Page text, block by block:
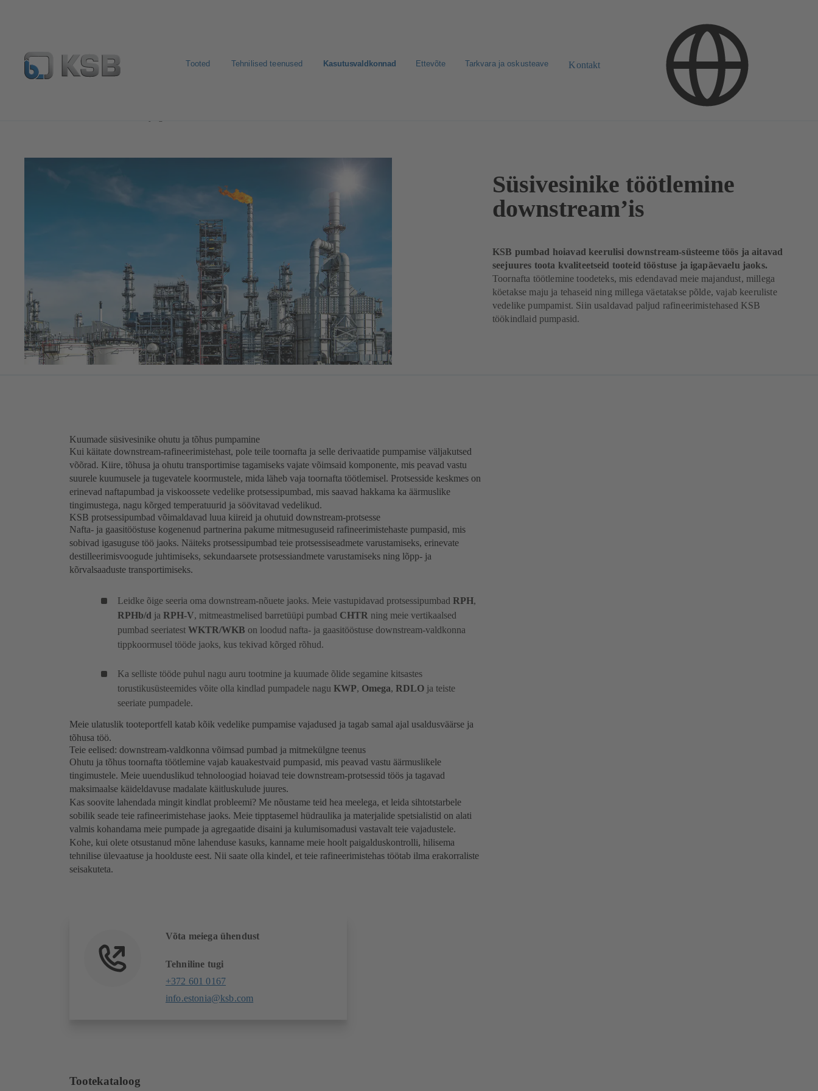
Tooted Tehnilised teenused Kasutusvaldkonnad Ettevõte Tarkvara ja oskusteave Kontakt
Süsivesinike töötlemine
downstream’is
KSB pumbad hoiavad keerulisi downstream-süsteeme töös ja aitavad
seejuures toota kvaliteetseid tooteid tööstuse ja igapäevaelu jaoks.
Toornafta töötlemine toodeteks, mis edendavad meie majandust, millega
köetakse maju ja tehaseid ning millega väetatakse põlde, vajab keeruliste
vedelike pumpamist. Siin usaldavad paljud rafineerimistehased KSB
töökindlaid pumpasid.
Kuumade süsivesinike ohutu ja tõhus pumpamine
Kui käitate downstream-rafineerimistehast, pole teile toornafta ja selle derivaatide pumpamise väljakutsed
võõrad. Kiire, tõhusa ja ohutu transportimise tagamiseks vajate võimsaid komponente, mis peavad vastu
suurele kuumusele ja tugevatele koormustele, mida läheb vaja toornafta töötlemisel. Protsesside keskmes on
erinevad naftapumbad ja viskoossete vedelike protsessipumbad, mis saavad hakkama ka äärmuslike
tingimustega, nagu kõrged temperatuurid ja söövitavad vedelikud.
KSB protsessipumbad võimaldavad luua kiireid ja ohutuid downstream-protsesse
Nafta- ja gaasitööstuse kogenenud partnerina pakume mitmesuguseid rafineerimistehaste pumpasid, mis
sobivad igasuguse töö jaoks. Näiteks protsessipumbad teie protsessiseadmete varustamiseks, erinevate
destilleerimisvoogude juhtimiseks, sekundaarsete protsessiandmete varustamiseks ning lõpp- ja
kõrvalsaaduste transportimiseks.
Leidke õige seeria oma downstream-nõuete jaoks. Meie vastupidavad protsessipumbad RPH,
RPHb/d ja RPH-V, mitmeastmelised barretüüpi pumbad CHTR ning meie vertikaalsed
pumbad seeriatest WKTR/WKB on loodud nafta- ja gaasitööstuse downstream-valdkonna
tippkoormusel tööde jaoks, kus tekivad kõrged rõhud.
Ka selliste tööde puhul nagu auru tootmine ja kuumade õlide segamine kitsastes
torustikusüsteemides võite olla kindlad pumpadele nagu KWP, Omega, RDLO ja teiste
seeriate pumpadele.
Meie ulatuslik tooteportfell katab kõik vedelike pumpamise vajadused ja tagab samal ajal usaldusväärse ja
tõhusa töö.
Teie eelised: downstream-valdkonna võimsad pumbad ja mitmekülgne teenus
Ohutu ja tõhus toornafta töötlemine vajab kauakestvaid pumpasid, mis peavad vastu äärmuslikele
tingimustele. Meie uuenduslikud tehnoloogiad hoiavad teie downstream-protsessid töös ja tagavad
maksimaalse käideldavuse madalate käitluskulude juures.
Kas soovite lahendada mingit kindlat probleemi? Me nõustame teid hea meelega, et leida sihtotstarbele
sobilik seade teie rafineerimistehase jaoks. Meie tipptasemel hüdraulika ja materjalide spetsialistid on alati
valmis kohandama meie pumpade ja agregaatide disaini ja kulumisomadusi vastavalt teie vajadustele.
Kohe, kui olete otsustanud mõne lahenduse kasuks, kanname meie hoolt paigalduskontrolli, hilisema
tehnilise ülevaatuse ja hoolduste eest. Nii saate olla kindel, et teie rafineerimistehas töötab ilma erakorraliste
seisakuteta.
Võta meiega ühendust
Tehniline tugi
+372 601 0167
info.estonia@ksb.com
Tootekataloog